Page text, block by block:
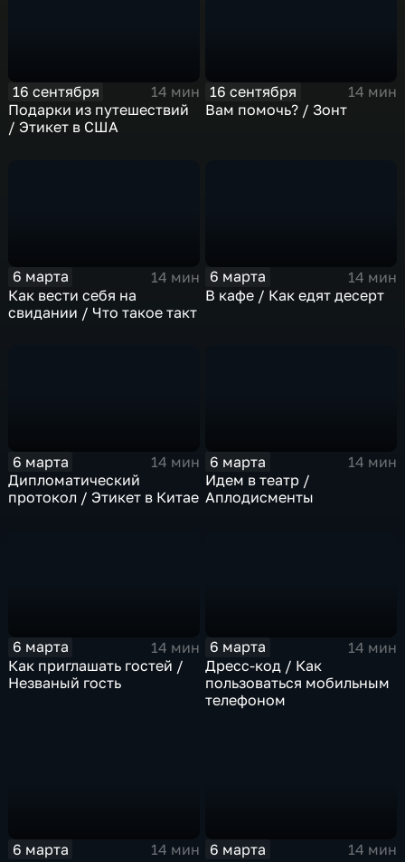
16 сентября
14 мин
Подарки из путешествий
/ Этикет в США
16 сентября
14 мин
Вам помочь? / Зонт
6 марта
14 мин
Как вести себя на
свидании / Что такое такт
6 марта
14 мин
В кафе / Как едят десерт
6 марта
14 мин
Дипломатический
протокол / Этикет в Китае
6 марта
14 мин
Идем в театр /
Аплодисменты
6 марта
14 мин
Как приглашать гостей /
Незваный гость
6 марта
14 мин
Дресс-код / Как
пользоваться мобильным
телефоном
6 марта
14 мин
6 марта
14 мин